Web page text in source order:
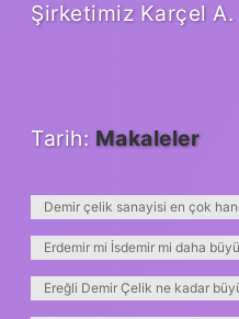
Şirketimiz Karçel A.
Tarih: Makaleler
Demir çelik sanayisi en çok
Erdemir mi İsdemir mi daha
Ereğli Demir Çelik ne kadar